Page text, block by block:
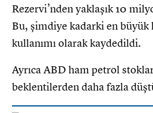
Rezervi’nden yaklaşık 10
Bu, şimdiye kadarki en büyük
kullanımı olarak kaydedildi.
Ayrıca ABD ham petrol
beklentilerden daha fazla